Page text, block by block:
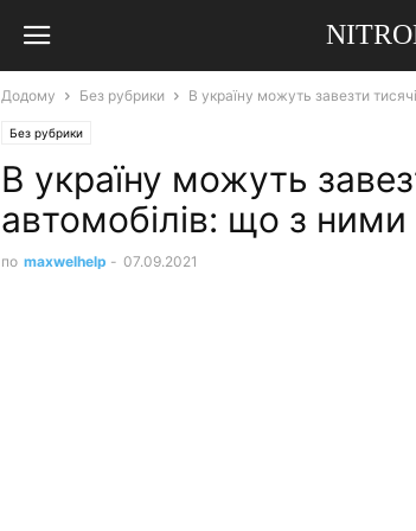
Додому Без рубрики В україну можуть завезти
Без рубрики
В україну можуть
автомобілів: що з ними
по maxwelhelp - 07.09.2021